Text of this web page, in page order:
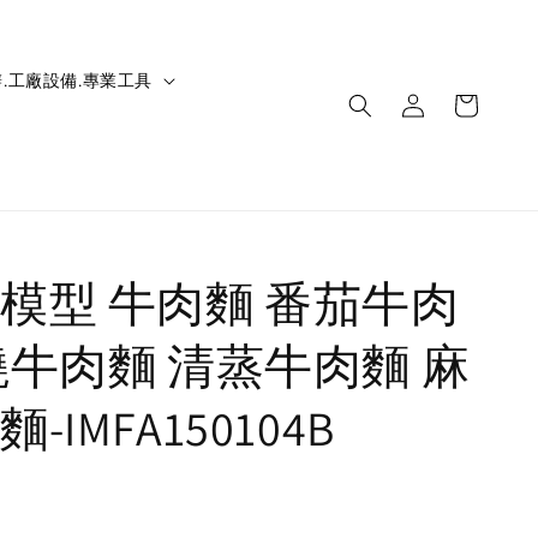
工廠設備.專業工具
型 牛肉麵 番茄牛肉
肉麵 清蒸牛肉麵 麻
-IMFA150104B